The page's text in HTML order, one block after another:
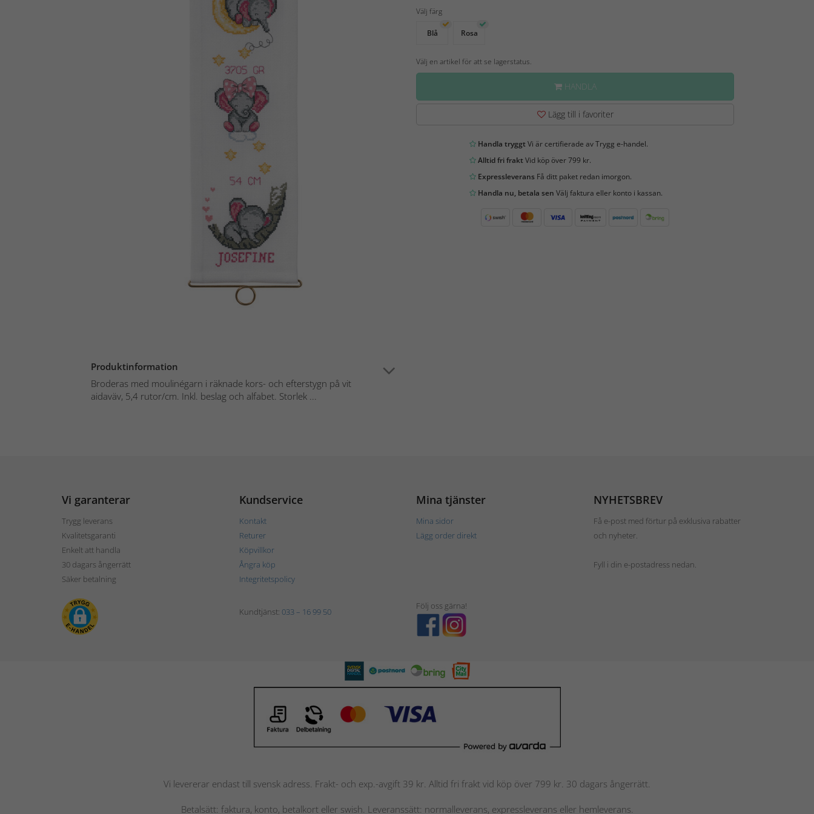
Produktinformation
Broderas med moulinégarn i räknade kors- och efterstygn på vit
aidaväv, 5,4 rutor/cm. Inkl. beslag och alfabet. Storlek ...
Välj färg
Blå Rosa
Välj en artikel för att se lagerstatus.
HANDLA
Lägg till i favoriter
Handla tryggtVi är certifierade av Trygg e-handel.
Alltid fri fraktVid köp över 799 kr.
ExpressleveransFå ditt paket redan imorgon.
Handla nu, betala sen Välj faktura eller konto i kassan.
Vi garanterar
Trygg leverans
Kvalitetsgaranti
Enkelt att handla
30 dagars ångerrätt
Säker betalning
Kundservice
Kontakt
Returer
Köpvillkor
Ångra köp
Integritetspolicy
Mina tjänster
Mina sidor
Lägg order direkt
NYHETSBREV
Få e-post med förtur på exklusiva rabatter
och nyheter.
Fyll i din e-postadress nedan.
Kundtjänst: 033 – 16 99 50
Följ oss gärna!
Vi levererar endast till svensk adress. Frakt- och exp.-avgift 39 kr. Alltid fri frakt vid köp över 799 kr. 30 dagars ångerrätt.
Betalsätt: faktura, konto, betalkort eller swish. Leveranssätt: normalleverans, expressleverans eller hemleverans.